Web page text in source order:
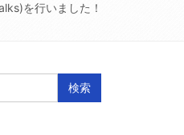
を行いました！